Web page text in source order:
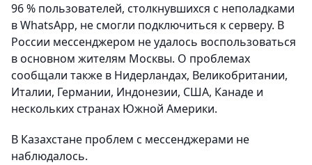
96 % пользователей, столкнувшихся с неполадками
в WhatsApp, не смогли подключиться к серверу. В
России мессенджером не удалось воспользоваться
в основном жителям Москвы. О проблемах
сообщали также в Нидерландах, Великобритании,
Италии, Германии, Индонезии, США, Канаде и
нескольких странах Южной Америки.
В Казахстане проблем с мессенджерами не
наблюдалось.